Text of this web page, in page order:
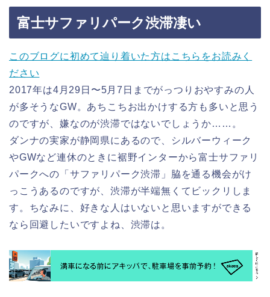
富士サファリパーク渋滞凄い
このブログに初めて辿り着いた方はこちらをお読みく
ださい
2017年は4月29日〜5月7日までがっつりおやすみの人
が多そうなGW。あちこちお出かけする方も多いと思う
のですが、嫌なのが渋滞ではないでしょうか……。
ダンナの実家が静岡県にあるので、シルバーウィーク
やGWなど連休のときに裾野インターから富士サファリ
パークへの「サファリパーク渋滞」脇を通る機会がけ
っこうあるのですが、渋滞が半端無くてビックリしま
す。ちなみに、好きな人はいないと思いますができる
なら回避したいですよね、渋滞は。